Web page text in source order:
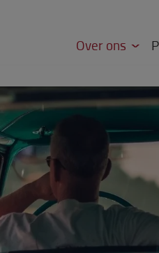
Over ons